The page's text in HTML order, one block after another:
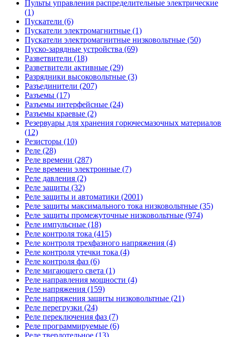
Пульты управления распределительные электрические
(1)
Пускатели (6)
Пускатели электромагнитные (1)
Пускатели электромагнитные низковольтные (50)
Пуско-зарядные устройства (69)
Разветвители (18)
Разветвители активные (29)
Разрядники высоковольтные (3)
Разъединители (207)
Разъемы (17)
Разъемы интерфейсные (24)
Разъемы краевые (2)
Резервуары для хранения горючесмазочных материалов
(12)
Резисторы (10)
Реле (28)
Реле времени (287)
Реле времени электронные (7)
Реле давления (2)
Реле защиты (32)
Реле защиты и автоматики (2001)
Реле защиты максимального тока низковольтные (35)
Реле защиты промежуточные низковольтные (974)
Реле импульсные (18)
Реле контроля тока (415)
Реле контроля трехфазного напряжения (4)
Реле контроля утечки тока (4)
Реле контроля фаз (6)
Реле мигающего света (1)
Реле направления мощности (4)
Реле напряжения (159)
Реле напряжения защиты низковольтные (21)
Реле перегрузки (24)
Реле переключения фаз (7)
Реле программируемые (6)
Реле твердотельное (13)